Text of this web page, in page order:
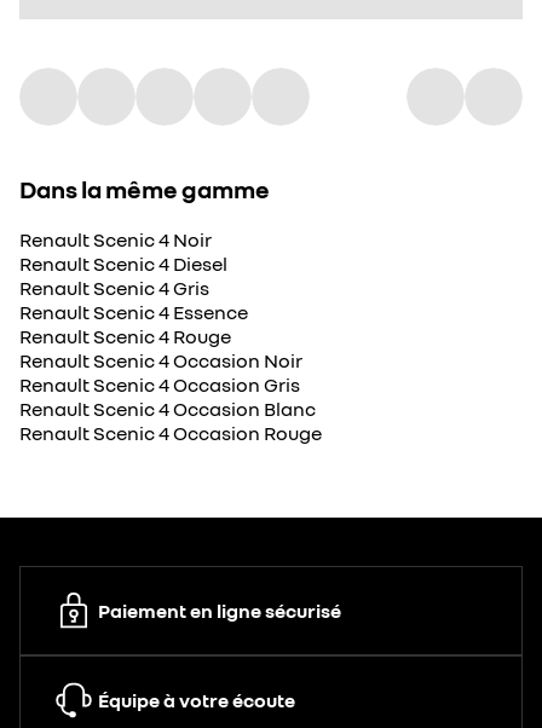
Dans la même gamme
Renault Scenic 4 Noir
Renault Scenic 4 Diesel
Renault Scenic 4 Gris
Renault Scenic 4 Essence
Renault Scenic 4 Rouge
Renault Scenic 4 Occasion Noir
Renault Scenic 4 Occasion Gris
Renault Scenic 4 Occasion Blanc
Renault Scenic 4 Occasion Rouge
Paiement en ligne sécurisé
Équipe à votre écoute